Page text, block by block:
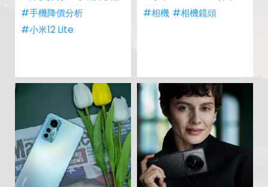
#手機降價分析
#小米12 Lite
#相機 #相機鏡頭